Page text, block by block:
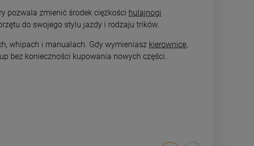
pozwala zmienić środek ciężkości hulajnogi
do swojego stylu jazdy i rodzaju trików.
whipach i manualach. Gdy wymieniasz kierownicę,
bez konieczności kupowania nowych części.